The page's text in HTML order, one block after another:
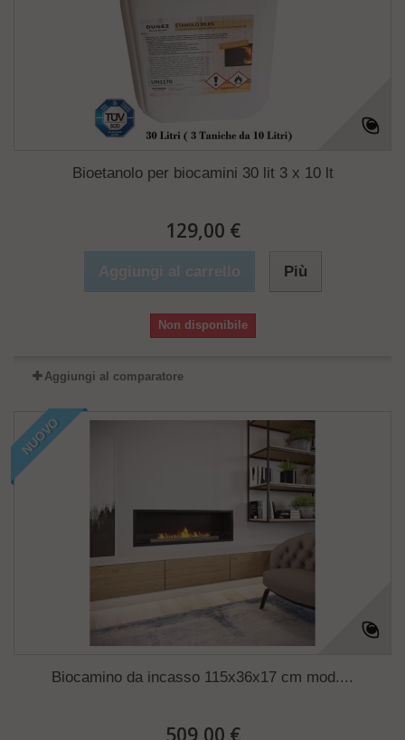
Bioetanolo per biocamini 30 lit 3 x 10 lt
129,00 €
Aggiungi al carrello Più
Non disponibile
Aggiungi al comparatore
NUOVO
Biocamino da incasso 115x36x17 cm mod....
509,00 €